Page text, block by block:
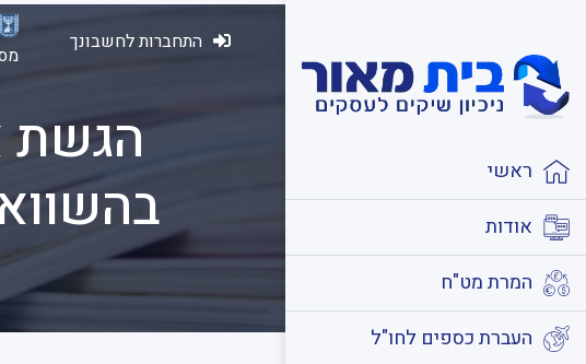
ראשי
אודות
המרת מט"ח
העברת כספים לחו"ל
התחברות לחשבונך
הגשת